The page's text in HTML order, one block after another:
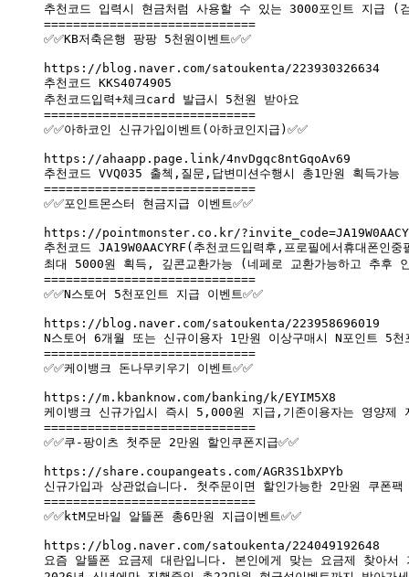
추천코드 입력시 현금처럼 사용할 수 있는 3000포인트 지급 (
=============================
✅✅KB저축은행 팡팡 5천원이벤트✅✅
https://blog.naver.com/satoukenta/223930326634
추천코드 KKS4074905
추천코드입력+체크card 발급시 5천원 받아요
=============================
✅✅아하코인 신규가입이벤트(아하코인지급)✅✅
https://ahaapp.page.link/4nvDgqc8ntGqoAv69
추천코드 VVQ035 출첵,질문,답변미션수행시 총1만원 획득가능
=============================
✅✅포인트몬스터 현금지급 이벤트✅✅
https://pointmonster.co.kr/
추천코드 JA19W0AACYRF(추천코드입력후,프로필에서휴대폰인중
최대 5000원 획득, 깊콘교환가능 (네페로 교환가능하고 추후
=============================
✅✅N스토어 5천포인트 지급 이벤트✅✅
https://blog.naver.com/satoukenta/223958696019
N스토어 6개월 또는 신규이용자 1만원 이상구매시 N포인트 5천
=============================
✅✅케이뱅크 돈나무키우기 이벤트✅✅
https://m.kbanknow.com/banking/k/EYIM5X8
케이뱅크 신규가입시 즉시 5,000원 지급,기존이용자는 영양제
=============================
✅✅쿠-팡이츠 첫주문 2만원 할인쿠폰지급✅✅
https://share.coupangeats.com/AGR3S1bXPYb
신규가입과 상관없습니다. 첫주문이면 할인가능한 2만원 쿠폰팩
=============================
✅✅ktM모바일 알뜰폰 총6만원 지급이벤트✅✅
https://blog.naver.com/satoukenta/224049192648
요즘 알뜰폰 요금제 대란입니다. 본인에게 맞는 요금제 찾아서